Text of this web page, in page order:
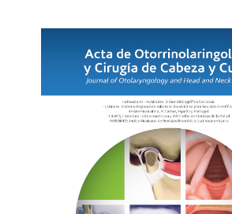
Barra
lateral
del
artículo